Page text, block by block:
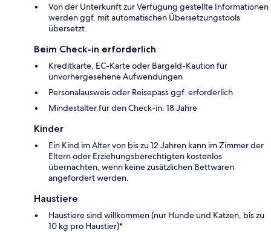
Von der Unterkunft zur Verfügung gestellte Informationen
werden ggf. mit automatischen Übersetzungstools
übersetzt.
Beim Check-in erforderlich
Kreditkarte, EC-Karte oder Bargeld-Kaution für
unvorhergesehene Aufwendungen
Personalausweis oder Reisepass ggf. erforderlich
Mindestalter für den Check-in: 18 Jahre
Kinder
Ein Kind im Alter von bis zu 12 Jahren kann im Zimmer der
Eltern oder Erziehungsberechtigten kostenlos
übernachten, wenn keine zusätzlichen Bettwaren
angefordert werden.
Haustiere
Haustiere sind willkommen (nur Hunde und Katzen, bis zu
10 kg pro Haustier)*